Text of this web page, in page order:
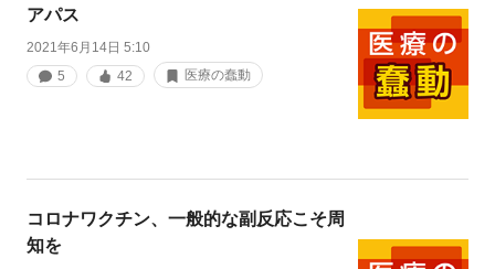
アパス
2021年6月14日 5:10
5
42 医療の蠢動
コロナワクチン、一般的な副反応こそ周
知を